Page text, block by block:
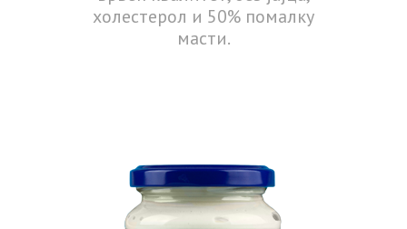
холестерол и 50% помалку
масти.